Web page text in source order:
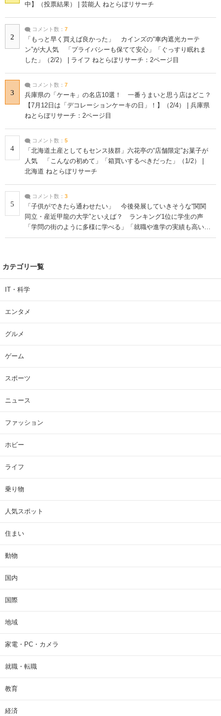
中】（投票結果） | 芸能人 ねとらぼリサーチ
2
コメント数： 7
「もっと早く買えば良かった」 カインズの“車内遮光カーテ
ン”が大人気 「プライバシーも保てて安心」「ぐっすり眠れま
した」（2/2） | ライフ ねとらぼリサーチ：2ページ目
3
コメント数： 7
兵庫県の「ケーキ」の名店10選！ 一番うまいと思う店はどこ？
【7月12日は「デコレーションケーキの日」！】（2/4） | 兵庫県
ねとらぼリサーチ：2ページ目
4
コメント数： 5
「北海道土産としてもセンス抜群」六花亭の“店舗限定”お菓子が
人気 「こんなの初めて」「箱買いするべきだった」（1/2） |
北海道 ねとらぼリサーチ
5
コメント数： 3
「子供ができたら通わせたい」 今後発展していきそうな“関関
同立・産近甲龍の大学”といえば？ ランキング1位に学生の声
「学問の街のように多様に学べる」「就職や進学の実績も高い」
| 大学 ねとらぼリサーチ
カテゴリ一覧
IT・科学
エンタメ
グルメ
ゲーム
スポーツ
ニュース
ファッション
ホビー
ライフ
乗り物
人気スポット
住まい
動物
国内
国際
地域
家電・PC・カメラ
就職・転職
教育
経済